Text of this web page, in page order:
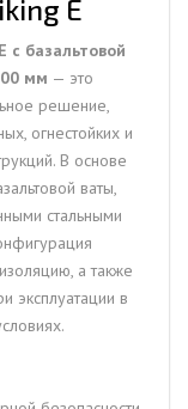
E
с базальтовой
мм — это
решение,
огнестойких и
В основе
ваты,
стальными
а также
эксплуатации в